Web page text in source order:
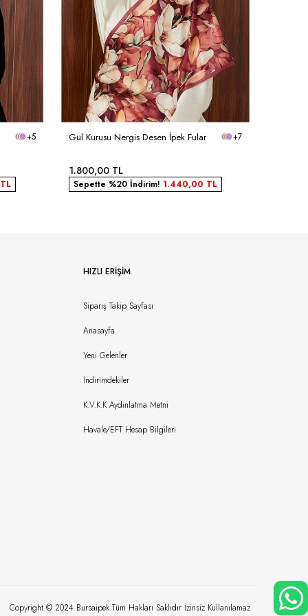
+5
TL
Gül Kurusu Nergis Desen İpek Fular +7
1.800,00 TL
Sepette %20 İndirim! 1.440,00 TL
HIZLI ERIŞIM
Sipariş Takip Sayfası
Anasayfa
Yeni Gelenler
İndirimdekiler
K.V.K.K Aydınlatma Metni
Havale/EFT Hesap Bilgileri
Copyright © 2024 Bursaipek Tüm Hakları Saklıdır İzinsiz Kullanılamaz